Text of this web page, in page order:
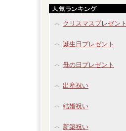
クリスマスプレゼント
誕生日プレゼント
母の日プレゼント
出産祝い
結婚祝い
新築祝い